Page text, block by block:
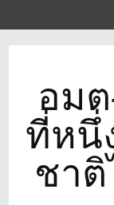
อม
ที่หนึ่
ชา